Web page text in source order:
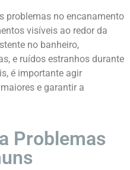
problemas no encanamento
visíveis ao redor da
no banheiro,
e ruídos estranhos durante
é importante agir
e garantir a
Problemas